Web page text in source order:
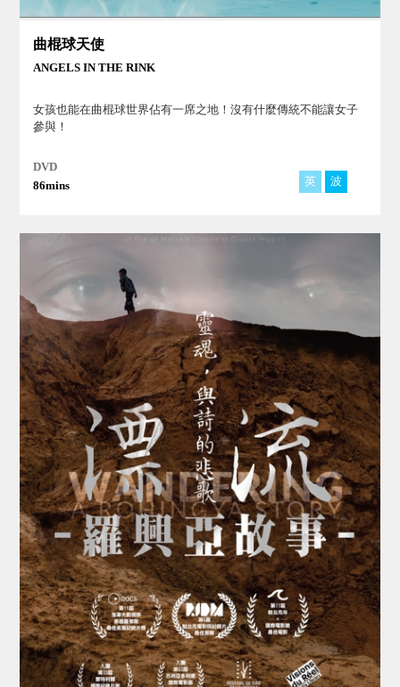
曲棍球天使
ANGELS IN THE RINK
女孩也能在曲棍球世界佔有一席之地！沒有什麼傳統不能讓女子
參與！
DVD
86mins
英 波